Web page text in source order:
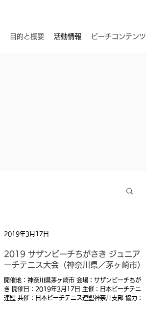
目的と概要 活動情報 ビーチコンテンツ
2019 サザンビーチちがさき ジュニアビ
ーチテニス大会（神奈川県／茅ヶ崎市）
開催地：神奈川県茅ヶ崎市 会場：サザンビーチちがさ
き 開催日：2019年3月17日 主催：日本ビーチテニス
連盟 共催：日本ビーチテニス連盟神奈川支部 協力：
2019年3月17日